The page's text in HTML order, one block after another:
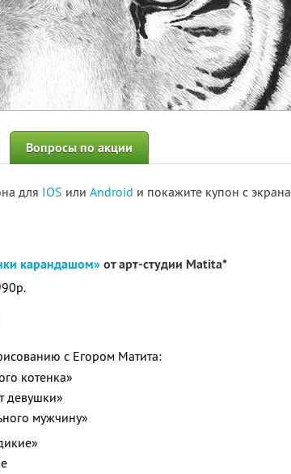
Вопросы по акции
для IOS или Android и покажите купон с экрана
карандашом»от арт-студии Matita*
с Егором Матита:
котенка»
девушки»
мужчину»